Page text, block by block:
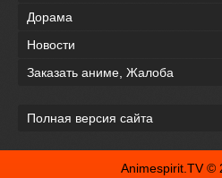
Дорама
Новости
Заказать аниме, Жалоба
Полная версия сайта
Animespirit.TV ©